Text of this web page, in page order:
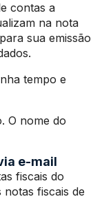
contas a
na nota
sua emissão
tempo e
O nome do
e-mail
fiscais do
fiscais de